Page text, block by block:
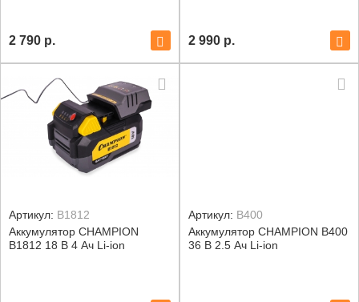
2 790 р. 2 990 р.
Артикул: B1812
Аккумулятор CHAMPION
B1812 18 В 4 Ач Li-ion
Артикул: B400
Аккумулятор CHAMPION B400
36 В 2.5 Ач Li-ion